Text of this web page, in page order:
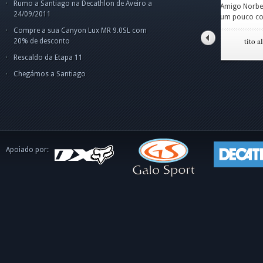
Rumo a Santiago na Decathlon de Aveiro a
24/09/2011
Compre a sua Canyon Lux MR 9.0SL com
20% de desconto
Rescaldo da Etapa 11
Chegámos a Santiago
Amigo Norberto,fiquei
tito alves pinto
o
Olá
o
Apoiado por: